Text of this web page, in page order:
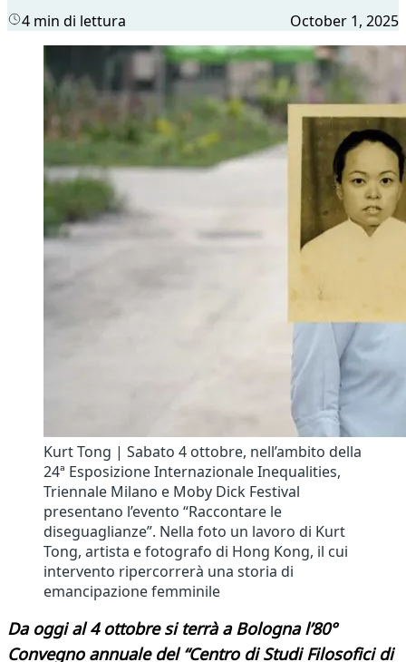
4 min di lettura October 1, 2025
Kurt Tong | Sabato 4 ottobre, nell’ambito della
24ª Esposizione Internazionale Inequalities,
Triennale Milano e Moby Dick Festival
presentano l’evento “Raccontare le
diseguaglianze”. Nella foto un lavoro di Kurt
Tong, artista e fotografo di Hong Kong, il cui
intervento ripercorrerà una storia di
emancipazione femminile
Da oggi al 4 ottobre si terrà a Bologna l’80°
Convegno annuale del “Centro di Studi Filosofici di